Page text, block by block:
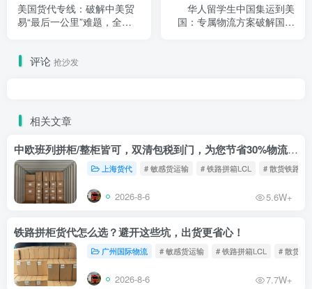
美国货代专线：破解中美贸
易“最后一公里”难题，全链
华人留学生中国集运到美
国：专属物流方案破解国际
评论 抢沙发
相关文章
中欧班列拼柜/整柜皆可，双清包税到门，为您节省30%物流成本！
上海货代 # 敏感货运输 # 铁路拼箱LCL # 散货铁路
2026-8-6 5.6W+
铁路拼柜货代怎么选？避开这些坑，出货更省心！
广州国际物流 # 敏感货运输 # 铁路拼箱LCL # 散货铁
2026-8-6 7.7W+